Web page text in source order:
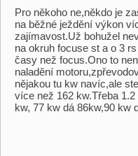
Pro někoho ne,někdo je
na běžné ježdění výkon
zajímavost.Už bohužel
na okruh focuse st a o 3
časy než focus.Ono to
naladění
nějakou tu kw navíc,ale
více než 162 kw.Třeba
kw, 77 kw dá 86kw,90 kw